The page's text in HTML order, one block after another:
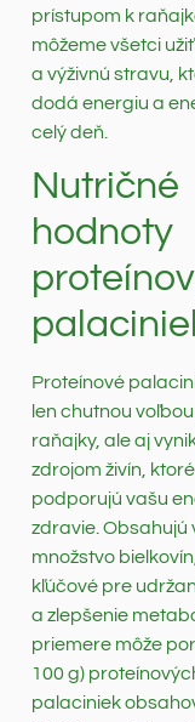
prístupom k
môžeme všetci
a výživnú stravu,
dodá energiu a
celý deň.
Nutričné
hodnoty
Proteínové
len chutnou
raňajky, ale aj
zdrojom živín, ktoré
podporujú vašu
zdravie. Obsahujú
množstvo
kľúčové pre
a zlepšenie
priemere môže
100 g)
palaciniek